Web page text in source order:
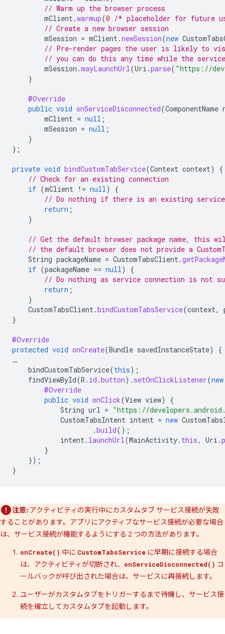
// Warm up the browser process
mClient.warmup(0 /* placeholder for future
// Create a new browser session
mSession = mClient.newSession(new
// Pre-render pages the user is likely to
// you can do this any time while the
mSession .mayLaunchUrl(Uri .parse( "https://
}
@Override
public void onServiceDisconnected(ComponentName
mClient = null ;
mSession = null ;
}
};
private void bindCustomTabService(Context context)
{
// Check for an existing connection
if (mClient != null)
{
// Do nothing if there is an existing service
return ;
}
// Get the default browser package name, this
// the default browser does not provide a
String packageName = CustomTabsClient.
if (packageName == null)
{
// Do nothing as service connection is not
return ;
}
CustomTabsClient.bindCustomTabsService(context,
}
@Override
protected void onCreate(Bundle savedInstanceState)
{
…
bindCustomTabService(this);
findViewById(R . id .button). setOnClickListener(new
@Override
public void onClick(View view)
{
String url = "https://
CustomTabsIntent intent = new
.build();
intent. launchUrl(MainActivity. this, Uri .
}
});
}
注意: アクティビティの実行中にカスタムタブ サービス接続が失敗
することがあります。アプリにアクティブなサービス接続が必要な場合
は、サービス接続が機能するようにする 2 つの方法があります。
onCreate() 中に CustomTabsService に早期に接続する場合
は、アクティビティが切断され、
onServiceDisconnected() コ
ールバックが呼び出された場合は、サービスに再接続します。
ユーザーがカスタムタブをトリガーするまで待機し、サービス接
続を確立してカスタムタブを起動します。